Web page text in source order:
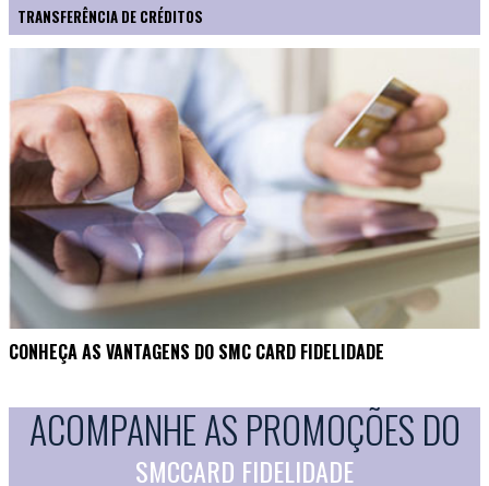
TRANSFERÊNCIA DE CRÉDITOS
CONHEÇA AS VANTAGENS DO SMC CARD FIDELIDADE
ACOMPANHE AS PROMOÇÕES DO
SMCCARD FIDELIDADE